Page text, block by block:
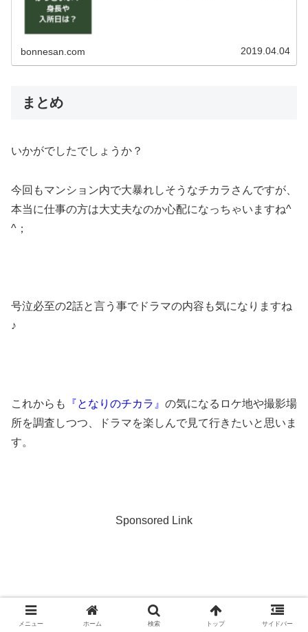
bonnesan.com 2019.04.04
まとめ
いかがでしたでしょうか？
今回もマンション内で大暴れしそうなチカラさんですが、
本当に仕事の方は大丈夫なのか心配になっちゃいますね^
^；
号泣必至の2話と言う事でドラマの内容も気になりますね
♪
これからも 『となりのチカラ』 の気になるロケ地や撮影場
所を調査しつつ、ドラマを楽しんで見て行きたいと思いま
す。
Sponsored Link
メニュー ホーム 検索 トップ サイドバー